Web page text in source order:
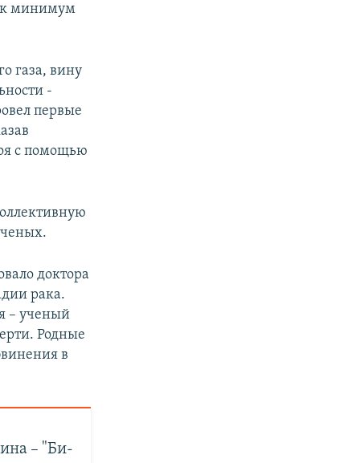
минимум
газа, вину
-
первые
с помощью
доктора
рака.
– ученый
Родные
в
– "Би-